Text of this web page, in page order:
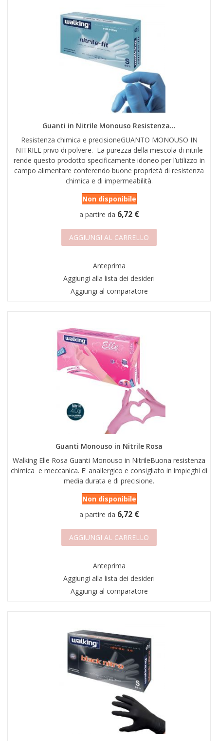
Guanti in Nitrile Monouso Resistenza...
Resistenza chimica e precisioneGUANTO MONOUSO IN
NITRILE privo di polvere. La purezza della mescola di nitrile
rende questo prodotto specificamente idoneo per l’utilizzo in
campo alimentare conferendo buone proprietà di resistenza
chimica e di impermeabilità.
Non disponibile
a partire da 6,72 €
AGGIUNGI AL CARRELLO
Anteprima
Aggiungi alla lista dei desideri
Aggiungi al comparatore
Guanti Monouso in Nitrile Rosa
Walking Elle Rosa Guanti Monouso in NitrileBuona resistenza
chimica e meccanica. E' anallergico e consigliato in impieghi di
media durata e di precisione.
Non disponibile
a partire da 6,72 €
AGGIUNGI AL CARRELLO
Anteprima
Aggiungi alla lista dei desideri
Aggiungi al comparatore